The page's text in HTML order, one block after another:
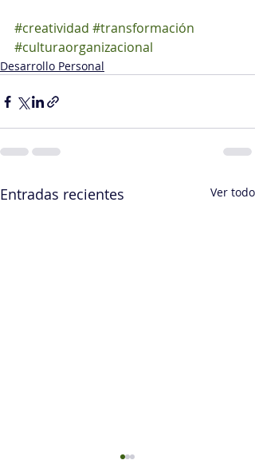
#creatividad #transformación
#culturaorganizacional
Desarrollo Personal
Entradas recientes Ver todo